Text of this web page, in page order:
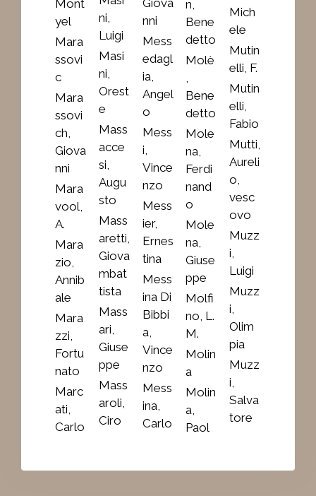
Mont
yel
Mara
ssovi
c
Mara
ssovi
ch,
Giova
nni
Mara
vool,
A.
Mara
zio,
Annib
ale
Mara
zzi,
Fortu
nato
Marc
ati,
Carlo
ni,
Luigi
Masi
ni,
Orest
e
Mass
acce
si,
Augu
sto
Mass
aretti,
Giova
mbat
tista
Mass
ari,
Giuse
ppe
Mass
aroli,
Ciro
nni
Mess
edagl
ia,
Angel
o
Mess
i,
Vince
nzo
Mess
ier,
Ernes
tina
Mess
ina Di
Bibbi
a,
Vince
nzo
Mess
ina,
Carlo
n,
Bene
detto
Molè
Bene
detto
Mole
na,
Ferdi
nand
o
Mole
na,
Giuse
ppe
Molfi
no, L.
M.
Molin
a
Molin
a,
Paol
Mich
ele
Mutin
elli, F.
Mutin
elli,
Fabio
Mutti,
Aureli
o,
vesc
ovo
Muzz
i,
Luigi
Muzz
i,
Olim
pia
Muzz
i,
Salva
tore